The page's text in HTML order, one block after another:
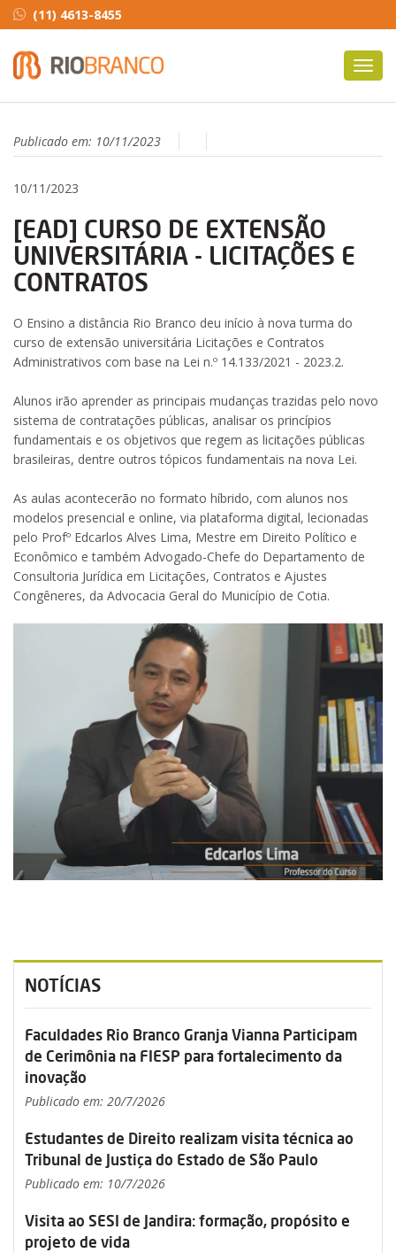
(11) 4613-8455
Publicado em: 10/11/2023
10/11/2023
[EAD] CURSO DE EXTENSÃO
UNIVERSITÁRIA - LICITAÇÕES E
CONTRATOS
O Ensino a distância Rio Branco deu início à nova turma do
curso de extensão universitária Licitações e Contratos
Administrativos com base na Lei n.º 14.133/2021 - 2023.2.
Alunos irão aprender as principais mudanças trazidas pelo novo
sistema de contratações públicas, analisar os princípios
fundamentais e os objetivos que regem as licitações públicas
brasileiras, dentre outros tópicos fundamentais na nova Lei.
As aulas acontecerão no formato híbrido, com alunos nos
modelos presencial e online, via plataforma digital, lecionadas
pelo Profº Edcarlos Alves Lima, Mestre em Direito Político e
Econômico e também Advogado-Chefe do Departamento de
Consultoria Jurídica em Licitações, Contratos e Ajustes
Congêneres, da Advocacia Geral do Município de Cotia.
NOTÍCIAS
Faculdades Rio Branco Granja Vianna Participam
de Cerimônia na FIESP para fortalecimento da
inovação
Publicado em: 20/7/2026
Estudantes de Direito realizam visita técnica ao
Tribunal de Justiça do Estado de São Paulo
Publicado em: 10/7/2026
Visita ao SESI de Jandira: formação, propósito e
projeto de vida